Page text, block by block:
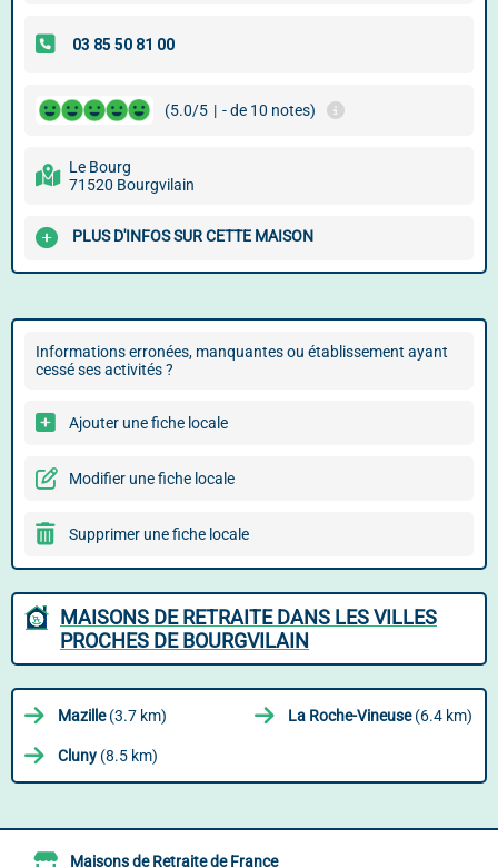
(5.0/5 | - de 10 notes)
Le Bourg
71520 Bourgvilain
PLUS D'INFOS SUR CETTE MAISON
Informations erronées, manquantes ou établissement ayant
cessé ses activités ?
Ajouter une fiche locale
Modifier une fiche locale
Supprimer une fiche locale
MAISONS DE RETRAITE DANS LES VILLES
PROCHES DE BOURGVILAIN
Mazille(3.7 km) La Roche-Vineuse(6.4 km)
Cluny (8.5 km)
Maisons de Retraite de France